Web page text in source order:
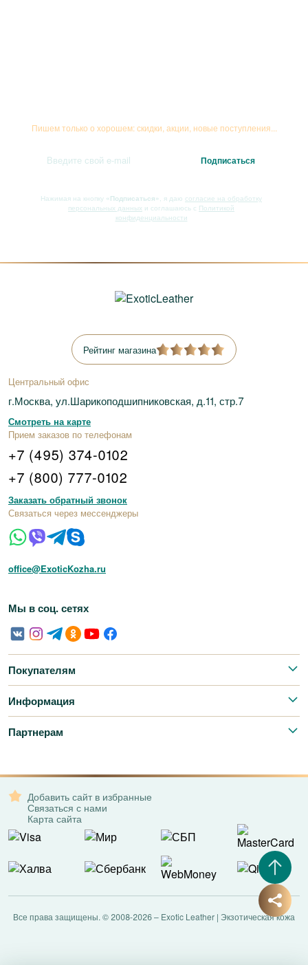
Пишем только о хорошем: скидки, акции, новые поступления...
Нажимая на кнопку «Подписаться» , я даю согласие на обработку
персональных данных и соглашаюсь с Политикой
конфиденциальности
Рейтинг магазина
Центральный офис
г.Москва, ул.Шарикоподшипниковская, д.11, стр.7
Смотреть на карте
Прием заказов по телефонам
+7 (495) 374-0102
+7 (800) 777-0102
Заказать обратный звонок
Связаться через мессенджеры
office@ExoticKozha.ru
Мы в соц. сетях
Покупателям
Информация
Партнерам
Добавить сайт в избранные
Связаться с нами
Карта сайта
Все права защищены. © 2008-2026 – Exotic Leather | Экзотическая кожа